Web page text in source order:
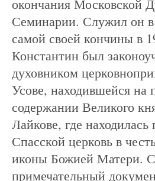
окончания Московской
Семинарии. Служил он в
самой своей кончины в
Константин был
духовником
Усове, находившейся на
содержании Великого
Лайкове, где
Спасской церковь в
иконы Божией Матери.
примечательный